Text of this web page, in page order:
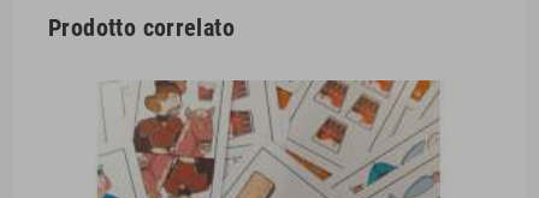
Prodotto correlato